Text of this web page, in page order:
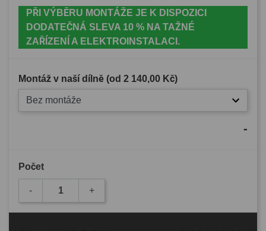
PŘI VÝBĚRU MONTÁŽE JE K DISPOZICI
DODATEČNÁ SLEVA 10 % NA TAŽNÉ
ZAŘÍZENÍ A ELEKTROINSTALACI.
Montáž v naší dílně (od 2 140,00 Kč)
Bez montáže
-
Počet
- +